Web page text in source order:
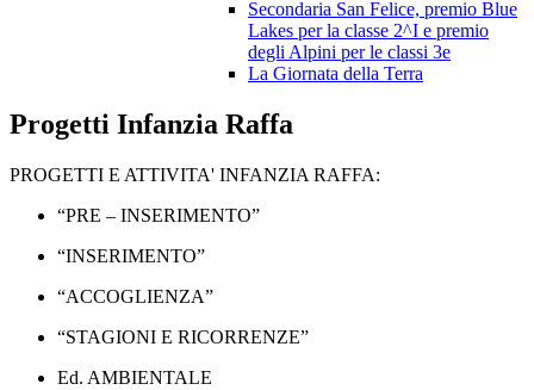
Secondaria San Felice, premio Blue
Lakes per la classe 2^I e premio
degli Alpini per le classi 3e
La Giornata della Terra
Progetti Infanzia Raffa
PROGETTI E ATTIVITA' INFANZIA RAFFA:
“PRE – INSERIMENTO”
“INSERIMENTO”
“ACCOGLIENZA”
“STAGIONI E RICORRENZE”
Ed. AMBIENTALE